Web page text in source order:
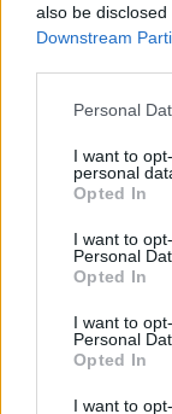
also be
Downstream
Please note that
not limited to
grant or deny
use your data
consent section.
Personal
I want to
personal
Opted In
I want to
Personal
Opted In
I want to
Personal
Opted In
I want to
Μην ξεχνάμε
απώλεια